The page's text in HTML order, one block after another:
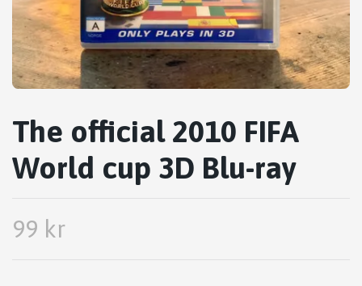
The official 2010 FIFA
World cup 3D Blu-ray
99 kr